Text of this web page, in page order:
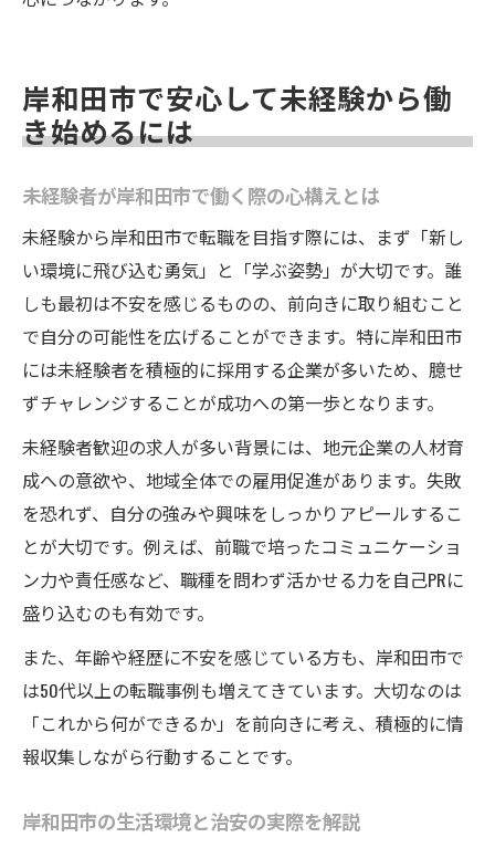
岸和田市で安心して未経験から働
き始めるには
未経験者が岸和田市で働く際の心構えとは
未経験から岸和田市で転職を目指す際には、まず「新し
い環境に飛び込む勇気」と「学ぶ姿勢」が大切です。誰
しも最初は不安を感じるものの、前向きに取り組むこと
で自分の可能性を広げることができます。特に岸和田市
には未経験者を積極的に採用する企業が多いため、臆せ
ずチャレンジすることが成功への第一歩となります。
未経験者歓迎の求人が多い背景には、地元企業の人材育
成への意欲や、地域全体での雇用促進があります。失敗
を恐れず、自分の強みや興味をしっかりアピールするこ
とが大切です。例えば、前職で培ったコミュニケーショ
ン力や責任感など、職種を問わず活かせる力を自己PRに
盛り込むのも有効です。
また、年齢や経歴に不安を感じている方も、岸和田市で
は50代以上の転職事例も増えてきています。大切なのは
「これから何ができるか」を前向きに考え、積極的に情
報収集しながら行動することです。
岸和田市の生活環境と治安の実際を解説